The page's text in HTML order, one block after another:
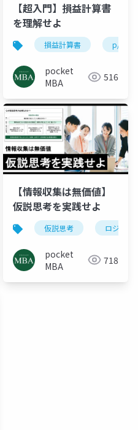
ュフロー計算書 c/f
【超入門】損益計算書
を理解せよ
損益計算書 p/l
pocket
MBA
516
スシート 財務諸表
【情報収集は無価値】
仮説思考を実践せよ
仮説思考 ロジカル
pocket
MBA
718